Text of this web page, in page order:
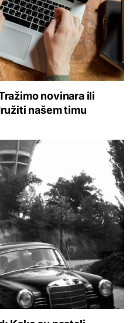
novinara ili
našem timu